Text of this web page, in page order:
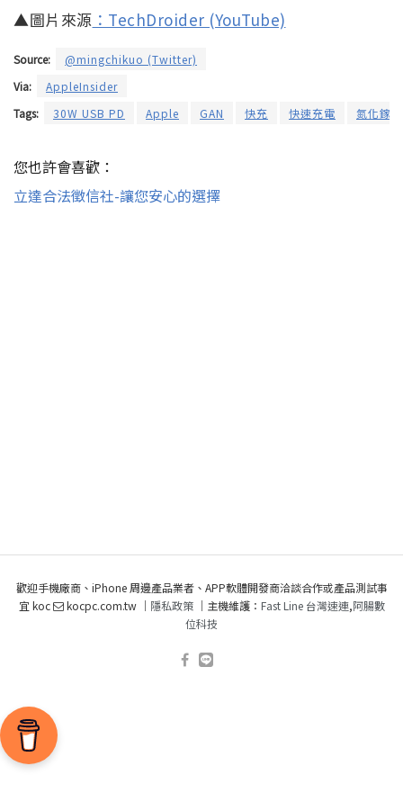
▲圖片來源 ： TechDroider (YouTube)
Source:
@mingchikuo (Twitter)
Via:
AppleInsider
Tags:
30W USB PD Apple GAN 快充 快速充電 氮化鎵
您也許會喜歡：
立達合法徵信社-讓您安心的選擇
歡迎手機廠商、iPhone 周邊產品業者、APP軟體開發商洽談合作或產品測試事
宜 koc
kocpc.com.tw ｜ 隱私政策｜主機維護： Fast Line 台灣速連,阿腸數
位科技